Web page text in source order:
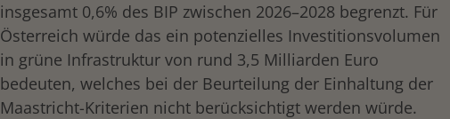
insgesamt 0,6% des BIP zwischen 2026–2028 begrenzt. Für
Österreich würde das ein potenzielles Investitionsvolumen
in grüne Infrastruktur von rund 3,5 Milliarden Euro
bedeuten, welches bei der Beurteilung der Einhaltung der
Maastricht-Kriterien nicht berücksichtigt werden würde.